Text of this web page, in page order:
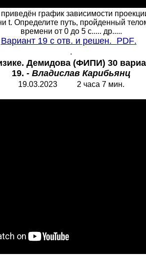
график зависимости
t. Определите путь, пройденный
времени от 0 до 5 с..... др.....
Вариант 19 с отв. и решен. PDF.
.
Демидова (ФИПИ) 30
19. - Владислав Карибьянц
19.03.2023 2 часа 7 мин.